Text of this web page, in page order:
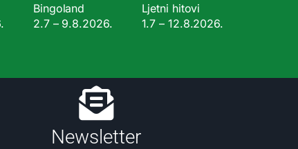
Bingoland
2.7 – 9.8.2026.
Ljetni hitovi
1.7 – 12.8.2026.
Newsletter